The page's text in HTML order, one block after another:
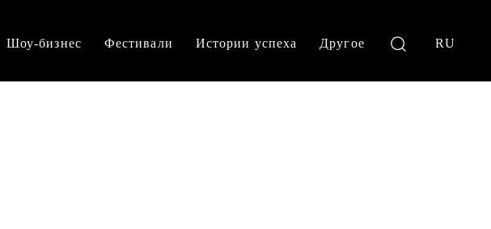
Шоу-бизнес Фестивали Истории успеха Другое RU